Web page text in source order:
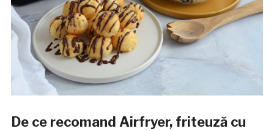
De ce recomand Airfryer, friteuză cu